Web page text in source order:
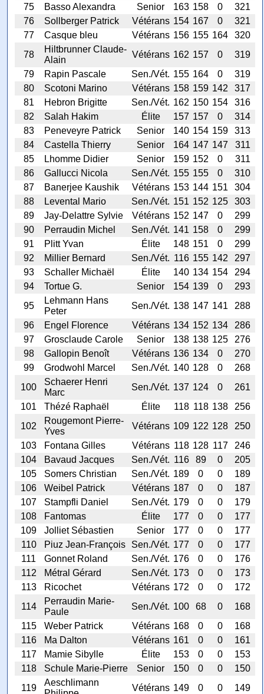
75
Basso Alexandra Senior 163 158 0
321
76
Sollberger Patrick Vétérans 154 167 0
321
77
Casque bleu Vétérans 156 155 164
320
78
Hiltbrunner Claude-
Alain
Vétérans 162 157 0
319
79
Rapin Pascale Sen./Vét. 155 164 0
319
80
Scotoni Marino Vétérans 158 159 142
317
81
Hebron Brigitte Sen./Vét. 162 150 154
316
82
Salah Hakim Élite 157 157 0
314
83
Peneveyre Patrick Senior 140 154 159
313
84
Castella Thierry Senior 164 147 147
311
85
Lhomme Didier Senior 159 152 0
311
86
Gallucci Nicola Sen./Vét. 155 155 0
310
87
Banerjee Kaushik Vétérans 153 144 151
304
88
Levental Mario Sen./Vét. 151 152 125
303
89
Jay-Delattre Sylvie Vétérans 152 147 0
299
90
Perraudin Michel Sen./Vét. 141 158 0
299
91
Plitt Yvan Élite 148 151 0
299
92
Millier Bernard Sen./Vét. 116 155 142
297
93
Schaller Michaël Élite 140 134 154
294
94
Tortue G. Senior 154 139 0
293
95
Lehmann Hans
Peter
Sen./Vét. 138 147 141
288
96
Engel Florence Vétérans 134 152 134
286
97
Grosclaude Carole Senior 138 138 125
276
98
Gallopin Benoît Vétérans 136 134 0
270
99
Grodwohl Marcel Sen./Vét. 140 128 0
268
100
Schaerer Henri
Marc
Sen./Vét. 137 124 0
261
101
Thézé Raphaël Élite 118 118 138
256
102
Rougemont Pierre-
Yves
Vétérans 109 122 128
250
103
Fontana Gilles Vétérans 118 128 117
246
104
Bavaud Jacques Sen./Vét. 116 89 0
205
105
Somers Christian Sen./Vét. 189 0 0
189
106
Weibel Patrick Vétérans 187 0 0
187
107
Stampfli Daniel Sen./Vét. 179 0 0
179
108
Fantomas Élite 177 0 0
177
109
Jolliet Sébastien Senior 177 0 0
177
110
Piuz Jean-François Sen./Vét. 177 0 0
177
111
Gonnet Roland Sen./Vét. 176 0 0
176
112
Métral Gérard Sen./Vét. 173 0 0
173
113
Ricochet Vétérans 172 0 0
172
114
Perraudin Marie-
Paule
Sen./Vét. 100 68 0
168
115
Weber Patrick Vétérans 168 0 0
168
116
Ma Dalton Vétérans 161 0 0
161
117
Mamie Sibylle Élite 153 0 0
153
118
Schule Marie-Pierre Senior 150 0 0
150
119
Aeschlimann
Vétérans 149 0 0 149